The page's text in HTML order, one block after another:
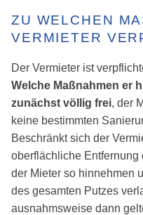
ZU WELCHEN
ERMIETER
Der Vermieter ist
Welche Maßnahmen er
zunächst völlig frei, der
keine bestimmten
Beschränkt sich der
oberflächliche
der Mieter so hinnehmen
des gesamten Putzes
ausnahmsweise dann